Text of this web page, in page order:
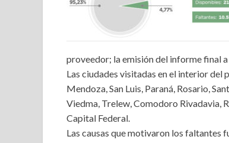
proveedor; la emisión del informe final a
Las ciudades visitadas en el interior del
Mendoza, San Luis, Paraná, Rosario,
Viedma, Trelew, Comodoro Rivadavia,
Capital Federal.
Las causas que motivaron los faltantes